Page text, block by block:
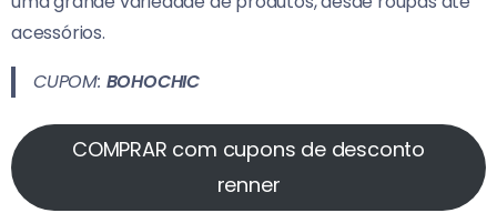
acessórios.
CUPOM: BOHOCHIC
COMPRAR com cupons de desconto
renner